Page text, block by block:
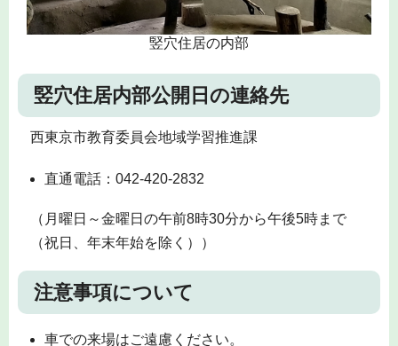
竪穴住居の内部
竪穴住居内部公開日の連絡先
西東京市教育委員会地域学習推進課
直通電話：042-420-2832
（月曜日～金曜日の午前8時30分から午後5時まで
（祝日、年末年始を除く））
注意事項について
車での来場はご遠慮ください。